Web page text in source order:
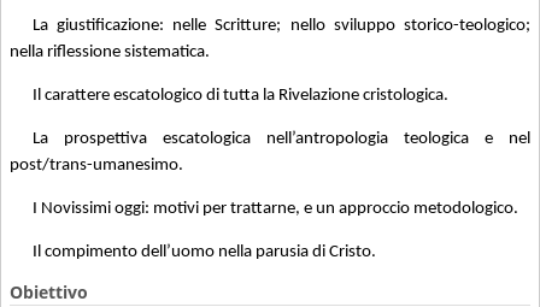
La giustificazione: nelle Scritture; nello sviluppo storico-teologico;
nella riflessione sistematica.
Il carattere escatologico di tutta la Rivelazione cristologica.
La prospettiva escatologica nell’antropologia teologica e nel
post/trans-umanesimo.
I Novissimi oggi: motivi per trattarne, e un approccio metodologico.
Il compimento dell’uomo nella parusia di Cristo.
Obiettivo